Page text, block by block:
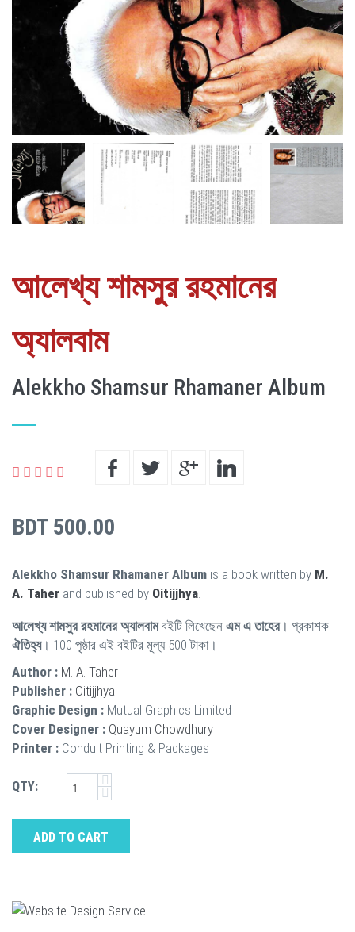
আলেখ্য শামসুর রহমানের
অ্যালবাম
Alekkho Shamsur Rhamaner Album
BDT 500.00
Alekkho Shamsur Rhamaner Album is a book written by M.
A. Taher and published by Oitijjhya
আলেখ্য শামসুর রহমানের অ্যালবামবইটি লিখেছেন এম এ তাহের। প্রকাশক
ঐতিহ্য। 100 পৃষ্ঠার এই বইটির মূল্য 500 টাকা।
Author : M. A. Taher
Publisher : Oitijjhya
Graphic Design : Mutual Graphics Limited
Cover Designer : Quayum Chowdhury
Printer : Conduit Printing & Packages
QTY:
ADD TO CART